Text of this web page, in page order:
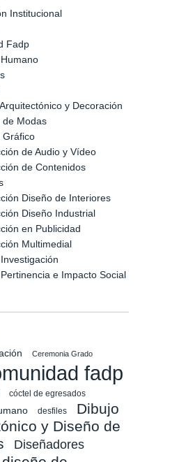
Institucional
Fadp
y Decoración
de Modas
Gráfico
de Audio y Vídeo
de Contenidos
Diseño de Interiores
Diseño Industrial
en Publicidad
Multimedial
e Impacto Social
Ceremonia Grado
fadp
cóctel de egresados
desfiles
Dibujo
y Diseño de
Diseñadores